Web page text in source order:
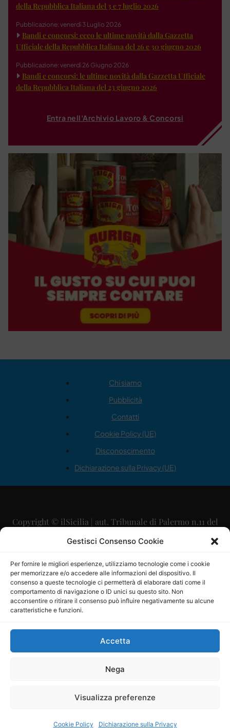
Gestisci Consenso Cookie
Per fornire le migliori esperienze, utilizziamo tecnologie come i cookie
per memorizzare e/o accedere alle informazioni del dispositivo. Il
consenso a queste tecnologie ci permetterà di elaborare dati come il
comportamento di navigazione o ID unici su questo sito. Non
acconsentire o ritirare il consenso può influire negativamente su alcune
caratteristiche e funzioni.
Accetta
Nega
Visualizza preferenze
Cookie Policy Dichiarazione sulla Privacy
della Repubblica Italiana del 3 e 7 luglio 2026
Pubblicazione: venerdì 3 Luglio 2026
Bandi e concorsi: ecco le ultime novità dalla Gazzetta
Ufficiale della Repubblica Italiana del 26 e 30 giugno 2026
Pubblicazione: venerdì 26 Giugno 2026
Bandi e concorsi: le ultime novità dalla Gazzetta Ufficiale
della Repubblica Italiana del 23 giugno 2026
Entra nell'Archivio Lavoro & Concorsi
Chi siamo
Pubblicità
Contatti
Cookie Policy (UE)
Disconoscimento
Dichiarazione sulla Privacy (UE)
Copyright © ilSicilia | aut. Tribunale di Palermo n.11 del
29/09/2015
Direttore Editoriale: Maurizio Scaglione
Direttore Responsabile: Maria Calabrese
P.IVA: 06334930820
Mercurio Comunicazione Società Cooperativa a r.l. è
iscritta al Registro degli Operatori di Comunicazione al
Sito gestito daLa Digitale srl–info@ladigitale.it